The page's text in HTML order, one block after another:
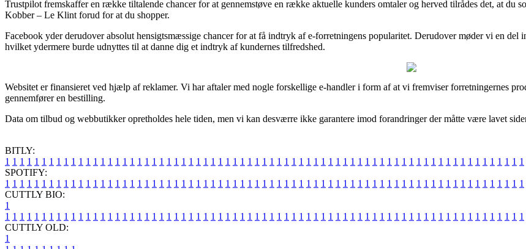
Trustpilot fremskaffer en række tiltalende chancer for at gennemstøve en række aktuelle kunders omtaler og herved tilrådes det, at du
Kobber – Le Klint forud for at du shopper.
Facebook yder derudover absolut hensigtsmæssige chancer for at få indtryk af e-forretningens popularitet. Derudover møder vi en
hvilket ydermere burde udnyttes til at danne dig et indtryk af kundernes tilfredshed.
Websitet er finansieret ved hjælp af reklamer. Vi har aftaler med nogle forskellige e-handler i form af at vi fremviser forretningernes
gennemfører en bestilling.
Data om tilbud og webbutikker opretholdes hele tiden, men vi kan desværre ikke garantere imod forandringer der måtte være lavet
BITLY:
1 1 1 1 1 1 1 1 1 1 1 1 1 1 1 1 1 1 1 1 1 1 1 1 1 1 1 1 1 1 1 1 1 1 1 1 1 1 1 1 1 1 1 1 1 1 1 1 1 1 1 1 1 1 1 1 1 1 1 1 1 1 1 1 1 1 1 1 1 1 1
SPOTIFY:
1 1 1 1 1 1 1 1 1 1 1 1 1 1 1 1 1 1 1 1 1 1 1 1 1 1 1 1 1 1 1 1 1 1 1 1 1 1 1 1 1 1 1 1 1 1 1 1 1 1 1 1 1 1 1 1 1 1 1 1 1 1 1 1 1 1 1 1 1 1 1
CUTTLY BIO:
1
1 1 1 1 1 1 1 1 1 1 1 1 1 1 1 1 1 1 1 1 1 1 1 1 1 1 1 1 1 1 1 1 1 1 1 1 1 1 1 1 1 1 1 1 1 1 1 1 1 1 1 1 1 1 1 1 1 1 1 1 1 1 1 1 1 1 1 1 1 1 1
CUTTLY OLD:
1